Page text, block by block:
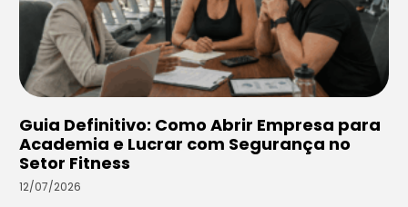
Guia Definitivo: Como Abrir Empresa para
Academia e Lucrar com Segurança no
Setor Fitness
12/07/2026